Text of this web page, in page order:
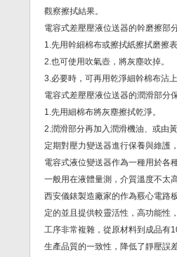
觀察擦拭結果。
電容式差壓壓液位送器的幹磨擦部
1.先用幹細棉布或擦拭紙擦拭磨擦
2.也可使用吹氣壺，將灰塵吹掉。
3.必要時，可再用乾淨細幹棉布沾
電容式差壓壓液位送器的潤滑部分
1.先用細棉布將灰塵擦拭乾淨。
2.潤滑部分再加入潤滑機油、或由
定期對壓力變送器進行保養與維護
電容式液位變送器作為一種用於各
一般用在液體量測，介質溫度不太
西安儀錶製造廠家的作為覈心電路
定的並且提供較靈活性，高功能性
工序非常複雜，從原材料到成品有
生產品質的一致性，降低了靜壓誤